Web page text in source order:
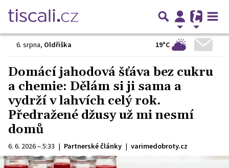
6. srpna, Oldřiška 19°C
Domácí jahodová šťáva bez cukru
a chemie: Dělám si ji sama a
vydrží v lahvích celý rok.
Předražené džusy už mi nesmí
domů
6. 6. 2026 – 5:33 | Partnerské články | varimedobroty.cz